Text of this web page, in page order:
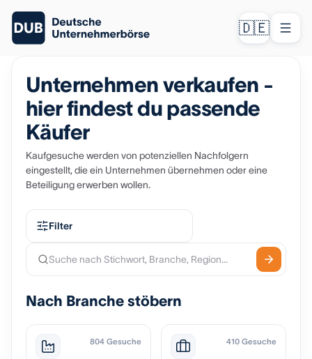
🇩🇪
Unternehmen verkaufen -
hier findest du passende
Käufer
Kaufgesuche werden von potenziellen Nachfolgern
eingestellt, die ein Unternehmen übernehmen oder eine
Beteiligung erwerben wollen.
Filter
Nach Branche stöbern
804 Gesuche 410 Gesuche